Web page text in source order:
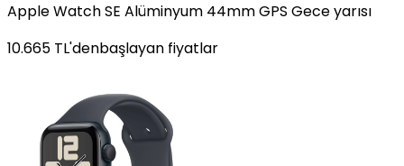
Apple Watch SE Alüminyum 44mm GPS Gece yarısı
10.665 TL'denbaşlayan fiyatlar